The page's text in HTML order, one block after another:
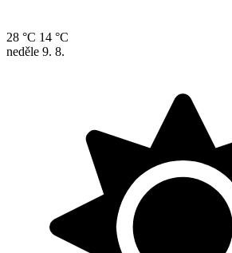
28 °C 14 °C
neděle 9. 8.